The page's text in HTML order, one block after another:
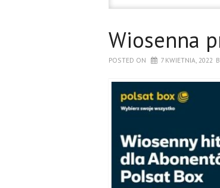
Wiosenna
POSTED ON 7 KWIETNIA, 2022